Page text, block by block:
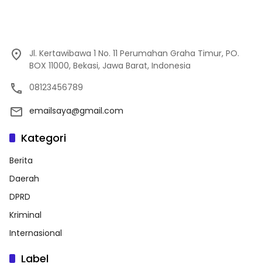
Jl. Kertawibawa 1 No. 11 Perumahan Graha Timur, PO.
BOX 11000, Bekasi, Jawa Barat, Indonesia
08123456789
emailsaya@gmail.com
Kategori
Berita
Daerah
DPRD
Kriminal
Internasional
Label